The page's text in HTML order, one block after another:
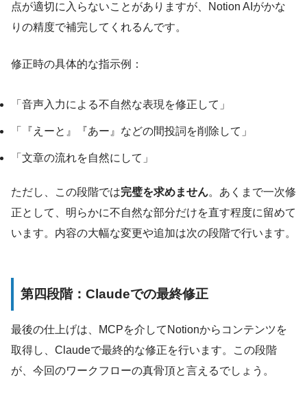
点が適切に入らないことがありますが、Notion AIがかな
りの精度で補完してくれるんです。
修正時の具体的な指示例：
「音声入力による不自然な表現を修正して」
「『えーと』『あー』などの間投詞を削除して」
「文章の流れを自然にして」
ただし、この段階では完璧を求めません。あくまで一次修
正として、明らかに不自然な部分だけを直す程度に留めて
います。内容の大幅な変更や追加は次の段階で行います。
第四段階：Claudeでの最終修正
最後の仕上げは、MCPを介してNotionからコンテンツを
取得し、Claudeで最終的な修正を行います。この段階
が、今回のワークフローの真骨頂と言えるでしょう。